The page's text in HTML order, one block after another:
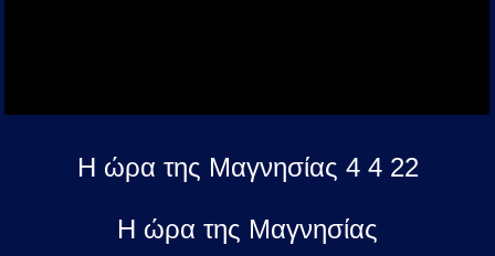
Η ώρα της Μαγνησίας 4 4 22
Η ώρα της Μαγνησίας